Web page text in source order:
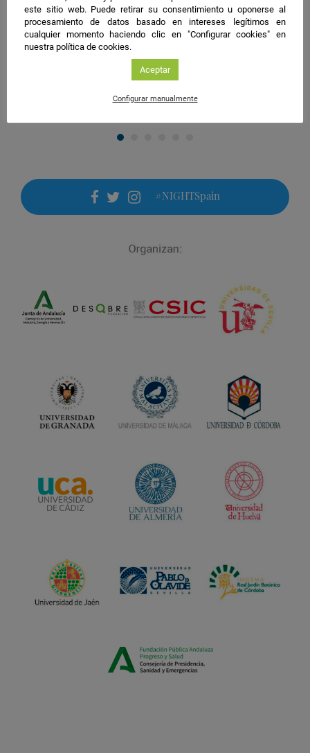
actividad
nomofobia a tu vida
Organiza: Universidad de Almería junto a FIBAO
facebook
twitter
instagram
#NIGHTSpain
este sitio web. Puede retirar su consentimiento u oponerse al
procesamiento de datos basado en intereses legítimos en
cualquier momento haciendo clic en "Configurar cookies" en
nuestra política de cookies.
Aceptar
Configurar manualmente